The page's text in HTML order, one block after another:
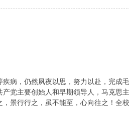
病，仍然夙夜以思，努力以赴，完成
党主要创始人和早期领导人，马克思
景行行之，虽不能至，心向往之！全